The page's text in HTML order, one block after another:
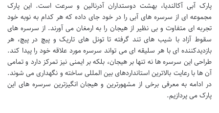
پارک آبی آکالندیا، بهشت دوستداران آدرنالین و سرعت است. این پارک
مجموعه ای از سرسره های آبی را در خود جای داده که هر کدام به نوبه خود
تجربه ای متفاوت و بی نظیر از هیجان را به ارمغان می آورند. از سرسره های
سقوط آزاد با شیب های تند گرفته تا تونل های تاریک و پیچ در پیچ، هر
بازدیدکننده ای با هر سلیقه ای می تواند سرسره مورد علاقه خود را پیدا کند.
طراحی این سرسره ها نه تنها بر هیجان، بلکه بر ایمنی نیز تمرکز دارد و تمامی
آن ها با رعایت بالاترین استانداردهای بین المللی ساخته و نگهداری می شوند.
در ادامه به معرفی برخی از مشهورترین و هیجان انگیزترین سرسره های این
پارک می پردازیم.